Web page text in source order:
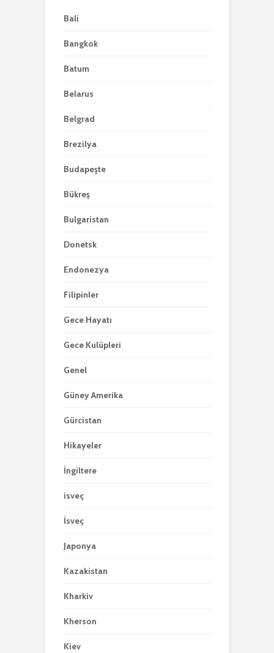
Bali
Bangkok
Batum
Belarus
Belgrad
Brezilya
Budapeşte
Bükreş
Bulgaristan
Donetsk
Endonezya
Filipinler
Gece Hayatı
Gece Kulüpleri
Genel
Güney Amerika
Gürcistan
Hikayeler
İngiltere
isveç
İsveç
Japonya
Kazakistan
Kharkiv
Kherson
Kiev